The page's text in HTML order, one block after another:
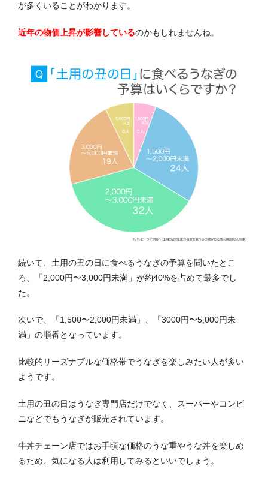
が多くいることがわかります。
近年の物価上昇が影響しているのかもしれませんね。
続いて、土用の丑の日に食べるうなぎの予算を聞いたとこ
ろ、「2,000円〜3,000円未満」が約40%を占めて最多でし
た。
次いで、「1,500〜2,000円未満」、「3000円〜5,000円未
満」の順番となっています。
比較的リーズナブルな価格帯でうなぎを楽しみたい人が多い
ようです。
土用の丑の日はうなぎ専門店だけでなく、スーパーやコンビ
ニなどでもうなぎが販売されています。
牛丼チェーン店ではお手頃な価格のうな重やうな丼を楽しめ
るため、気になる人は利用してみるといいでしょう。